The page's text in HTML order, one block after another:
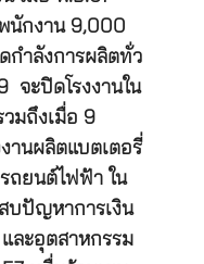
นักงาน 9,000
กำลังการผลิตทั่ว
จะปิดโรงงานใน
วมถึงเมื่อ 9
านผลิตแบตเตอรี่
ถยนต์ไฟฟ้า ใน
บปัญหาการเงิน
ละอุตสาหกรรม